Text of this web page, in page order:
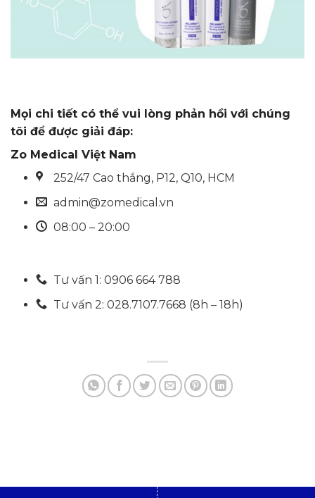
Mọi chi tiết có thể vui lòng phản hồi với chúng
tôi để được giải đáp:
Zo Medical Việt Nam
252/47 Cao thắng, P12, Q10, HCM
admin@zomedical.vn
08:00 – 20:00
Tư vấn 1: 0906 664 788
Tư vấn 2: 028.7107.7668 (8h – 18h)